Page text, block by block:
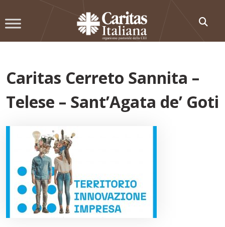
to
Caritas Cerreto Sannita –
Telese – Sant’Agata de’ Goti